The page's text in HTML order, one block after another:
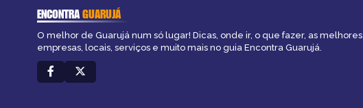
ENCONTRAGUARUJÁ
O melhor de Guarujá num só lugar! Dicas, onde ir, o que fazer, as melhores
empresas, locais, serviços e muito mais no guia Encontra Guarujá.